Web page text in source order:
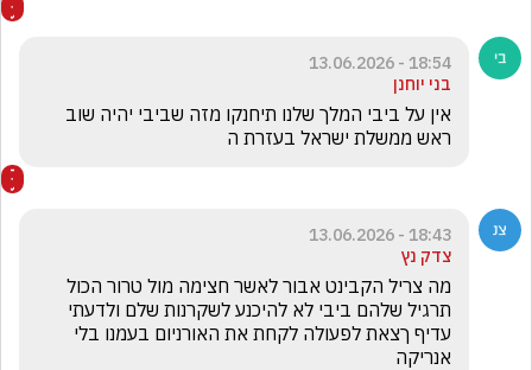
18:54 - 13.06.2026
בני יוחנן
ראש ממשלת ישראל בעזרת ה
18:43 - 13.06.2026
צדק נץ
אנריקה